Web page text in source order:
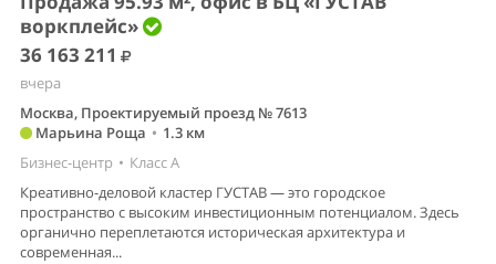
воркплейс»
36 163 211
вчера
Москва, Проектируемый проезд № 7613
Марьина Роща • 1.3 км
Бизнес-центр • Класс A
Креативно-деловой кластер ГУСТАВ — это городское
пространство с высоким инвестиционным потенциалом. Здесь
органично переплетаются историческая архитектура и
современная...